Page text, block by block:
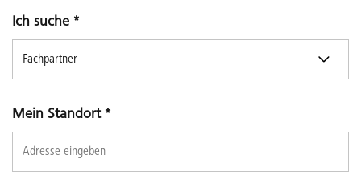
Ich suche *
Mein Standort *